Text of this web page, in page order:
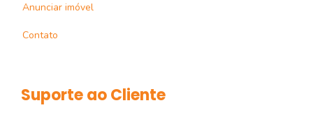
Anunciar imóvel
Contato
Suporte ao Cliente